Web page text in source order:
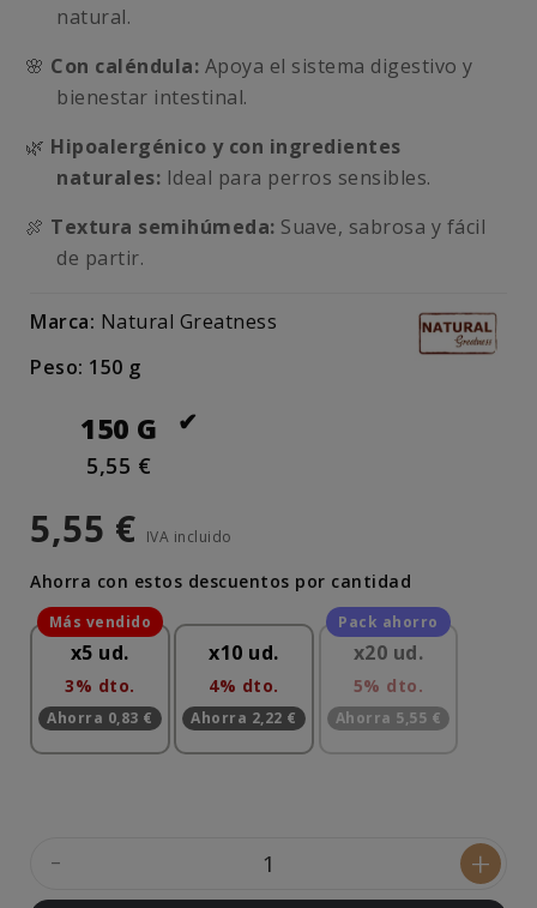
natural.
🌸 Con caléndula: Apoya el sistema digestivo y
bienestar intestinal.
🌿 Hipoalergénico y con ingredientes
naturales: Ideal para perros sensibles.
🍖 Textura semihúmeda: Suave, sabrosa y fácil
de partir.
Marca: Natural Greatness
Peso: 150 g
150 G
5,55 €
5,55 € IVA incluido
Ahorra con estos descuentos por cantidad
x5 ud.
3% dto.
Ahorra 0,83 €
x10 ud.
4% dto.
Ahorra 2,22 €
x20 ud.
5% dto.
Ahorra 5,55 €
- +